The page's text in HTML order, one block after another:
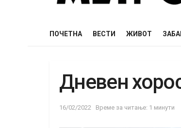
ПОЧЕТНА ВЕСТИ ЖИВОТ
Дневен
16/02/2022 Време за читање: 1 минути